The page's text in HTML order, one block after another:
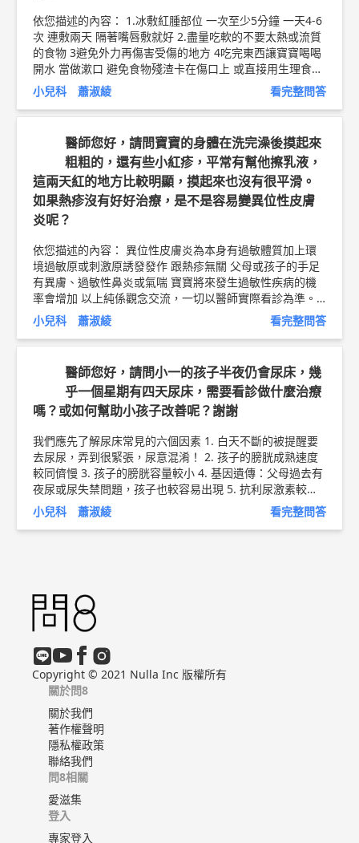
依您描述的內容： 1.冰敷紅腫部位 一次至少5分鐘 一天4-6
次 連敷兩天 隔著嘴唇敷就好 2.盡量吃軟的不要太熱或流質
的食物 3避免外力再傷害受傷的地方 4吃完東西讓寶寶喝喝
開水 當做漱口 避免食物殘渣卡在傷口上 或直接用生理食鹽
水沖洗傷口 5注意傷口紅腫程度是否加劇 甚至有分泌物出現
（表示傷口可能有細菌感染）有的話請立刻就醫 一般若無
產生趕染現象 紅腫約3天會逐漸改善 傷口約一週能慢慢愈合
以上純係觀念交流，一切以醫師實際看診為準。 台中幼恩
小兒科診所 兒科 主治醫師 蕭淑綾 醫師簡介►http://bit.ly/
2uZBXqA 幼兒鈣粉衛教文章 ►http://bit.ly/2PoptRM
小兒科 蕭淑綾 看完整問答
醫師您好，請問寶寶的身體在洗完澡後摸起來
粗粗的，還有些小紅疹，平常有幫他擦乳液，
這兩天紅的地方比較明顯，摸起來也沒有很平滑。
如果熱疹沒有好好治療，是不是容易變異位性皮膚
炎呢？
依您描述的內容： 異位性皮膚炎為本身有過敏體質加上環
境過敏原或刺激原誘發發作 跟熱疹無關 父母或孩子的手足
有異膚、過敏性鼻炎或氣喘 寶寶將來發生過敏性疾病的機
率會增加 以上純係觀念交流，一切以醫師實際看診為準。
台中幼恩小兒科診所 兒科 主治醫師 蕭淑綾 醫師簡介►htt
p://bit.ly/2uZBXqA
小兒科 蕭淑綾 看完整問答
醫師您好，請問小一的孩子半夜仍會尿床，幾
乎一個星期有四天尿床，需要看診做什麼治療
嗎？或如何幫助小孩子改善呢？謝謝
我們應先了解尿床常見的六個因素 1. 白天不斷的被提醒要
去尿尿，弄到很緊張，尿意混淆！ 2. 孩子的膀胱成熟速度
較同儕慢 3. 孩子的膀胱容量較小 4. 基因遺傳：父母過去有
夜尿或尿失禁問題，孩子也較容易出現 5. 抗利尿激素較
少：一種人體的賀爾蒙，作用在於減少排尿 6. 睡的太沉：
孩子無法感受到膀胱脹滿的感覺 再來要確認是原發性或續
次發性遺尿通常和後天因素有關，小孩常見的因素例如尿道
感染、糖尿病、以及心理因素(如壓力)等等 。 如果是第一種
尿床 ，建議可以從生活習慣的改變著手 1.不要懲罰：夜尿
只是因為小孩的排尿控制不夠成熟 ，不是他的錯 ，會造成
反效果 。 夜尿問題通常會隨著時間而解決。 2.小撇步解決
尿濕床的困擾：尿濕床而造成的影響是可以減少的，例如使
用防水保潔墊、產褥墊、防臭劑，幫孩子換上乾淨衣褲前記
得幫孩子清洗一下。 3. 規律排尿：孩子白天應該規律排
尿，睡覺前也要(一天大約4到7次)，如果孩子晚上醒來，照
顧者也應該讓孩子去廁所排尿。 4. 注意飲食：有夜尿的孩
子，高糖分食物、氣泡飲料和含咖啡因飲料應該要避免，尤
其是傍晚之後。 5. 調整攝水量比例：一整天的飲水應該集
中在早上和傍晚之前，從傍晚開始攝水量就要減少 ，如果
只是限制晚上的喝水量，但白天並沒有相對增加，可能導致
孩子整日的攝水量不足，反而容易便秘。 6.改善環境：在走
小兒科 蕭淑綾 看完整問答
Copyright © 2021 Nulla Inc 版權所有
關於問8
關於我們
著作權聲明
隱私權政策
聯絡我們
問8相關
愛滋集
登入
專家登入